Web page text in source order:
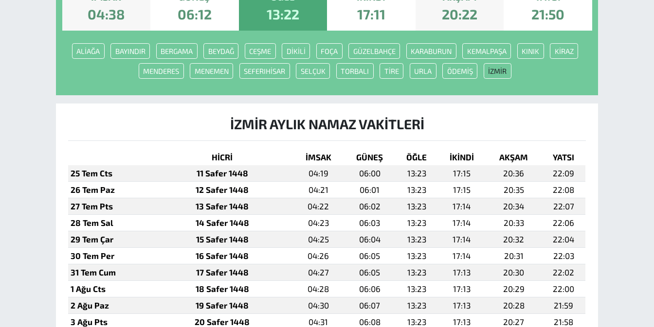
04:38 06:12 13:22 17:11 20:22 21:50
ALİAĞA BAYINDIR BERGAMA BEYDAĞ CEŞME DİKİLİ FOÇA GÜZELBAHÇE KARABURUN KEMALPAŞA KINIK KİRAZ
MENDERES MENEMEN SEFERIHİSAR SELÇUK TORBALI TİRE URLA ÖDEMİŞ İZMİR
İZMİR AYLIK NAMAZ VAKITLERI
HİCRİ İMSAK GÜNEŞ ÖĞLE İKINDI AKŞAM
YATSI
25 Tem Cts
11 Safer 1448 04:19 06:00 13:23 17:15 20:36
22:09
26 Tem Paz
12 Safer 1448 04:21 06:01 13:23 17:15 20:35
22:08
27 Tem Pts
13 Safer 1448 04:22 06:02 13:23 17:14 20:34
22:07
28 Tem Sal
14 Safer 1448 04:23 06:03 13:23 17:14 20:33
22:06
29 Tem Çar
15 Safer 1448 04:25 06:04 13:23 17:14 20:32
22:04
30 Tem Per
16 Safer 1448 04:26 06:05 13:23 17:14 20:31
22:03
31 Tem Cum
17 Safer 1448 04:27 06:05 13:23 17:13 20:30
22:02
1 Ağu Cts
18 Safer 1448 04:28 06:06 13:23 17:13 20:29
22:00
2 Ağu Paz
19 Safer 1448 04:30 06:07 13:23 17:13 20:28
21:59
3 Ağu Pts
20 Safer 1448 04:31 06:08 13:23 17:13 20:27
21:58